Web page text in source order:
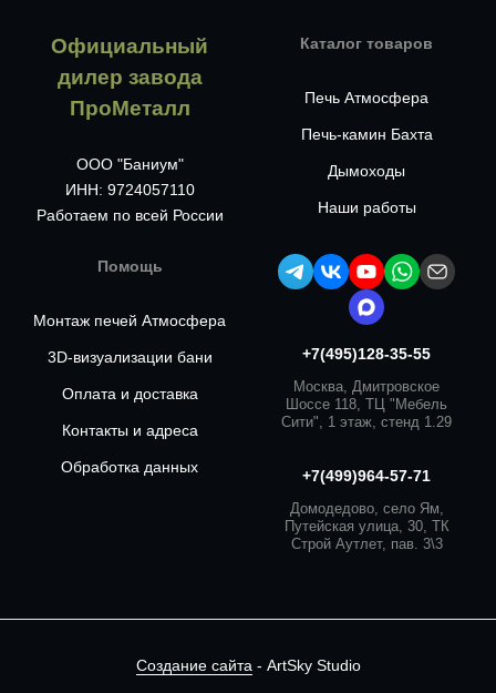
Официальный
дилер завода
ПроМеталл
ООО "Баниум"
ИНН: 9724057110
Работаем по всей России
Каталог товаров
Печь Атмосфера
Печь-камин Бахта
Дымоходы
Наши работы
Помощь
Монтаж печей Атмосфера
3D-визуализации бани
Оплата и доставка
Контакты и адреса
Обработка данных
+7(495)128-35-55
Москва, Дмитровское
Шоссе 118, ТЦ "Мебель
Сити", 1 этаж, стенд 1.29
+7(499)964-57-71
Домодедово, село Ям,
Путейская улица, 30, ТК
Строй Аутлет, пав. 3\3
Создание сайта - ArtSky Studio